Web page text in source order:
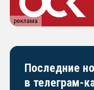
реклама
Последние
в телеграм-